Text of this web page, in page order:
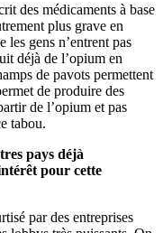
des médicaments à base
plus grave en
les gens n’entrent pas
déjà de l’opium en
de pavots permettent
de produire des
de l’opium et pas
tabou.
pays déjà
pour cette
par des entreprises